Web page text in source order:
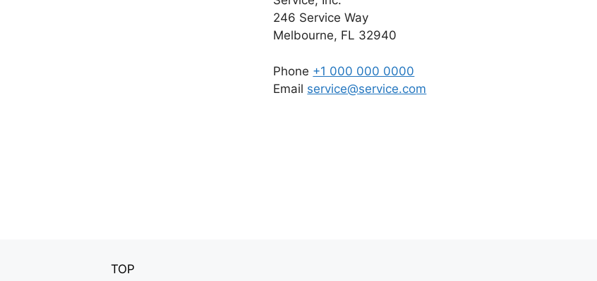
246 Service Way
Melbourne, FL 32940
Phone +1 000 000 0000
Email service@service.com
TOP